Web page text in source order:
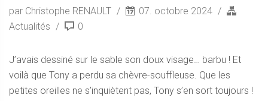
par Christophe RENAULT
07. octobre 2024
Actualités
0
J’avais dessiné sur le sable son doux visage… barbu ! Et
voilà que Tony a perdu sa chèvre-souffleuse. Que les
petites oreilles ne s’inquiètent pas, Tony s’en sort toujours !